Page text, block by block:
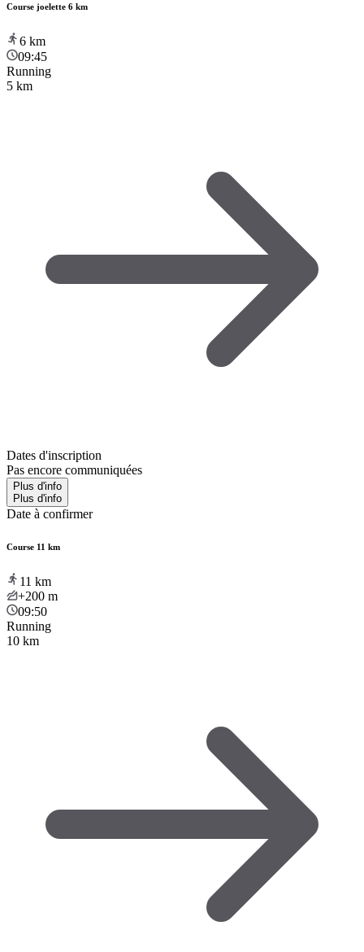
Course joelette 6 km
6 km
09:45
Running
5 km
Dates d'inscription
Pas encore communiquées
Plus d'info
Plus d'info
Date à confirmer
Course 11 km
11 km
+200 m
09:50
Running
10 km